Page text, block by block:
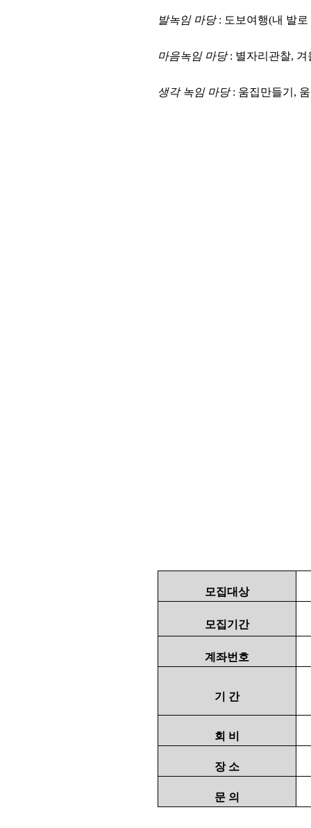
발녹임 마당: 도보여행(내 발
마음녹임 마당: 별자리관찰,
생각 녹임 마당: 움집만들기,
모집대상
모집기간
계좌번호
기 간
회 비
장 소
문 의